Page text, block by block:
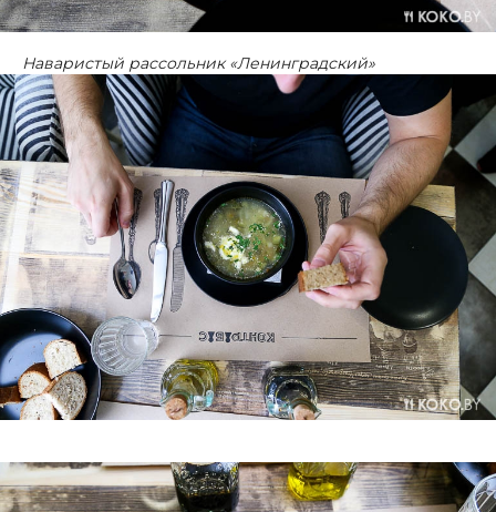
Наваристый рассольник «Ленинградский»